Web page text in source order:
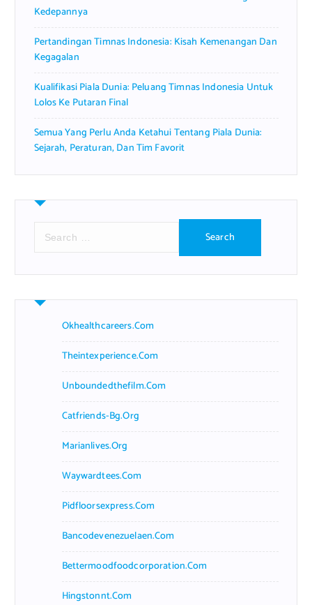
Kedepannya
Pertandingan Timnas Indonesia: Kisah Kemenangan Dan
Kegagalan
Kualifikasi Piala Dunia: Peluang Timnas Indonesia Untuk
Lolos Ke Putaran Final
Semua Yang Perlu Anda Ketahui Tentang Piala Dunia:
Sejarah, Peraturan, Dan Tim Favorit
r
h
Okhealthcareers.com
Theintexperience.com
Unboundedthefilm.com
Catfriends-Bg.org
Marianlives.org
Waywardtees.com
Pidfloorsexpress.com
Bancodevenezuelaen.com
Bettermoodfoodcorporation.com
Hingstonnt.com